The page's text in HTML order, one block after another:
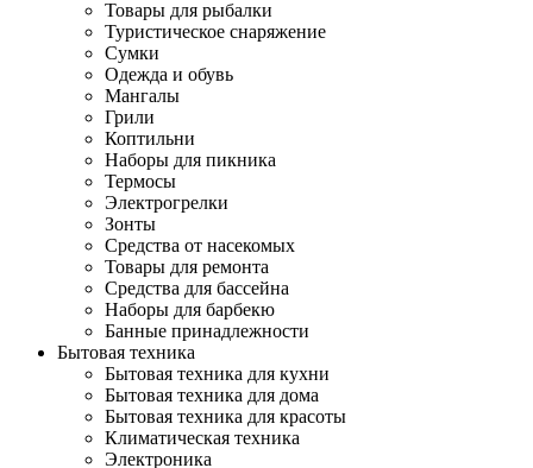
Товары для рыбалки
Туристическое снаряжение
Сумки
Одежда и обувь
Мангалы
Грили
Коптильни
Наборы для пикника
Термосы
Электрогрелки
Зонты
Средства от насекомых
Товары для ремонта
Средства для бассейна
Наборы для барбекю
Банные принадлежности
Бытовая техника
Бытовая техника для кухни
Бытовая техника для дома
Бытовая техника для красоты
Климатическая техника
Электроника